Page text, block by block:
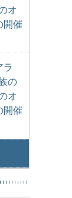
オ
開催
ラ
の
オ
開催